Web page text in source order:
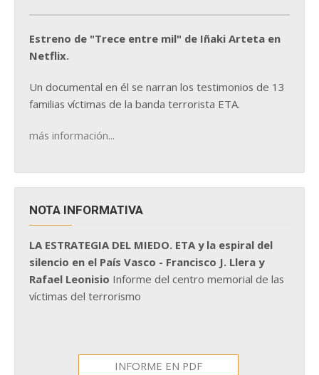
Estreno de "Trece entre mil" de Iñaki Arteta en
Netflix.
Un documental en él se narran los testimonios de 13
familias víctimas de la banda terrorista ETA.
más información...
NOTA INFORMATIVA
LA ESTRATEGIA DEL MIEDO. ETA y la espiral del
silencio en el País Vasco - Francisco J. Llera y
Rafael Leonisio Informe del centro memorial de las
víctimas del terrorismo
INFORME EN PDF